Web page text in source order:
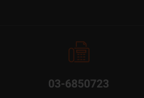
03-6850723